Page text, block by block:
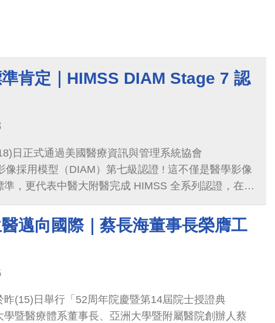
肯定｜HIMSS DIAM Stage 7 認
日正式通過美國醫療資訊與管理系統協會
像採用模型（DIAM）第七級認證 ! 這不僅是醫學影像
準，更代表中醫大附醫完成 HIMSS 全系列認證，在智
、影像醫學、臨床應用 上皆已達到世界級水準。
邁向國際｜蔡長海董事長榮膺工
昨(15)日舉行「52周年院慶暨第14屆院士授證典
學暨醫療體系董事長、亞洲大學暨附屬醫院創辦人蔡